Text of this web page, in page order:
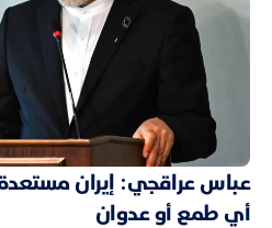
عباس عراقجي: إيران
أي طمع أو عدوان